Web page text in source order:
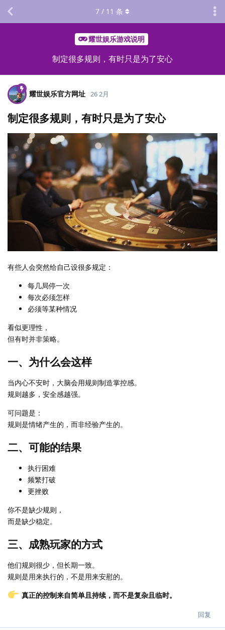
耀世娱乐游戏说明
制定很多规则，有时只是为了安心
7 / 11 条
耀世娱乐官方网址 26 2月
制定很多规则，有时只是为了安心
有些人会突然给自己设很多规定：
每几局停一次
每次必须怎样
必须等某种情况
看似更理性，
但有时并非策略。
一、为什么会这样
当内心不安时，大脑会用规则制造掌控感。
规则越多，安全感越强。
可问题是：
规则是情绪产生的，而非经验产生的。
二、可能的结果
执行困难
频繁打破
更挫败
你不是缺少规则，
而是缺少稳定。
三、成熟玩家的方式
他们规则很少，但长期一致。
规则是用来执行的，不是用来安慰的。
真正的控制来自简单且持续，而不是复杂且临时。
回复